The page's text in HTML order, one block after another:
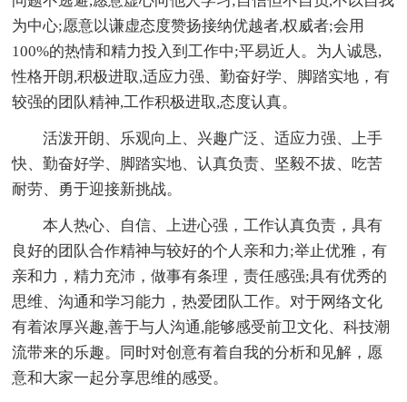
为中心;愿意以谦虚态度赞扬接纳优越者,权威者;会用
100%的热情和精力投入到工作中;平易近人。为人诚恳,
性格开朗,积极进取,适应力强、勤奋好学、脚踏实地，有
较强的团队精神,工作积极进取,态度认真。
活泼开朗、乐观向上、兴趣广泛、适应力强、上手
快、勤奋好学、脚踏实地、认真负责、坚毅不拔、吃苦
耐劳、勇于迎接新挑战。
本人热心、自信、上进心强，工作认真负责，具有
良好的团队合作精神与较好的个人亲和力;举止优雅，有
亲和力，精力充沛，做事有条理，责任感强;具有优秀的
思维、沟通和学习能力，热爱团队工作。对于网络文化
有着浓厚兴趣,善于与人沟通,能够感受前卫文化、科技潮
流带来的乐趣。同时对创意有着自我的分析和见解，愿
意和大家一起分享思维的感受。